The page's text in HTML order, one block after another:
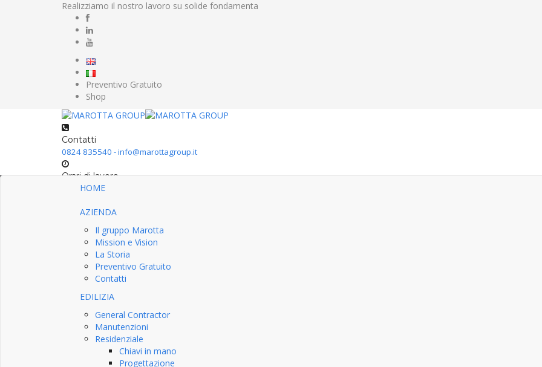
Realizziamo il nostro lavoro su solide fondamenta
Preventivo Gratuito
Shop
Contatti
0824 835540 - info@marottagroup.it
Orari di lavoro
Lun-Ven: 9:00-17:30 - Sab: 9:00-13:00
HOME
AZIENDA
Il gruppo Marotta
Mission e Vision
La Storia
Preventivo Gratuito
Contatti
EDILIZIA
General Contractor
Manutenzioni
Residenziale
Chiavi in mano
Progettazione